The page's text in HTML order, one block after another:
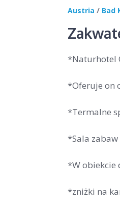
Austria / Bad
*Naturhotel
*Oferuje on
*Termalne
*Sala
*W obiekcie
*zniżki na